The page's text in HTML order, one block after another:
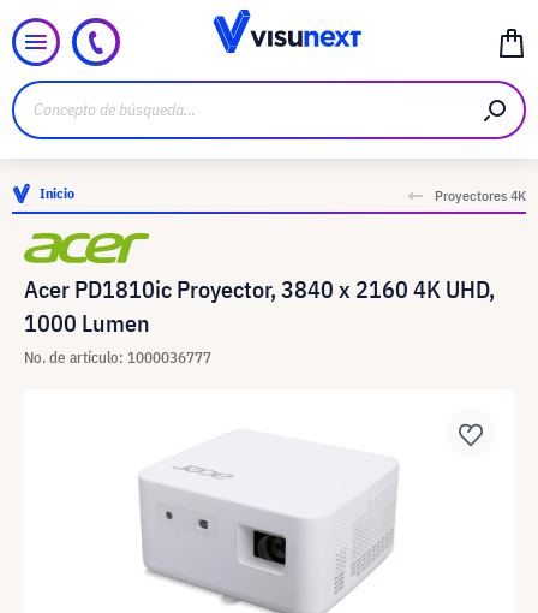
Inicio Proyectores 4K
Acer PD1810ic Proyector, 3840 x 2160 4K UHD,
1000 Lumen
No. de artículo: 1000036777